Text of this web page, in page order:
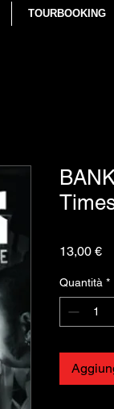
TOURBOOKING
13,00 €
Quantità *